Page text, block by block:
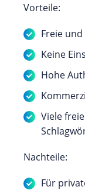
Vorteile:
Freie
Keine
Hohe
Viele
Nachteile:
Für